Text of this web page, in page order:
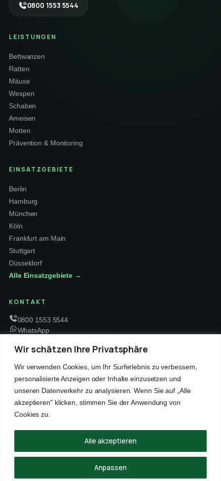
Wir schätzen Ihre Privatsphäre
Wir verwenden Cookies, um Ihr Surferlebnis zu verbessern,
personalisierte Anzeigen oder Inhalte einzusetzen und
unseren Datenverkehr zu analysieren. Wenn Sie auf „Alle
akzeptieren" klicken, stimmen Sie der Anwendung von
Cookies zu.
Anpassen
Alle akzeptieren
0800 1553 5544
LEISTUNGEN
Bettwanzen
Ratten
Mäuse
Wespen
Schaben
Ameisen
Motten
Prävention & Monitoring
EINSATZGEBIETE
Berlin
Hamburg
München
Köln
Frankfurt am Main
Stuttgart
Düsseldorf
Alle Einsatzgebiete →
KONTAKT
0800 1553 5544
WhatsApp
Mo – Fr 8 – 18 Uhr
WinRei24 Dienstleistungen
Winterdienst Profi NRW
Winterdienst Niedersachsen
Winterdienst Hansa
Winterdienst Freitag